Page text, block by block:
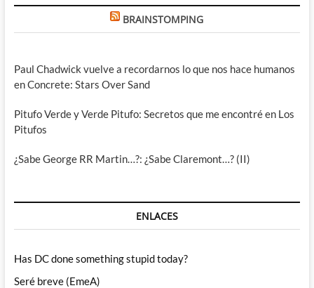
BRAINSTOMPING
Paul Chadwick vuelve a recordarnos lo que nos hace humanos
en Concrete: Stars Over Sand
Pitufo Verde y Verde Pitufo: Secretos que me encontré en Los
Pitufos
¿Sabe George RR Martin…?: ¿Sabe Claremont…? (II)
ENLACES
Has DC done something stupid today?
Seré breve (EmeA)